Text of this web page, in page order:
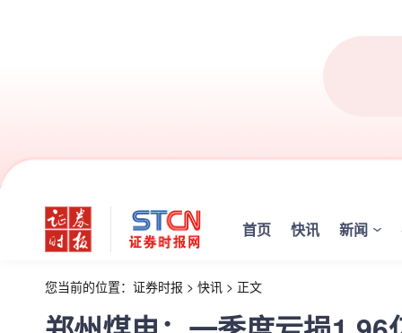
首页 快讯 新闻
您当前的位置： 证券时报 > 快讯 > 正文